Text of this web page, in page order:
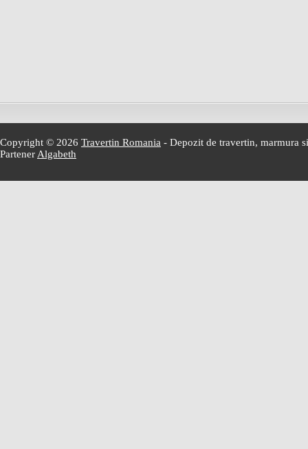
Copyright © 2026 Travertin Romania - Depozit de travertin, marmura
Partener Algabeth